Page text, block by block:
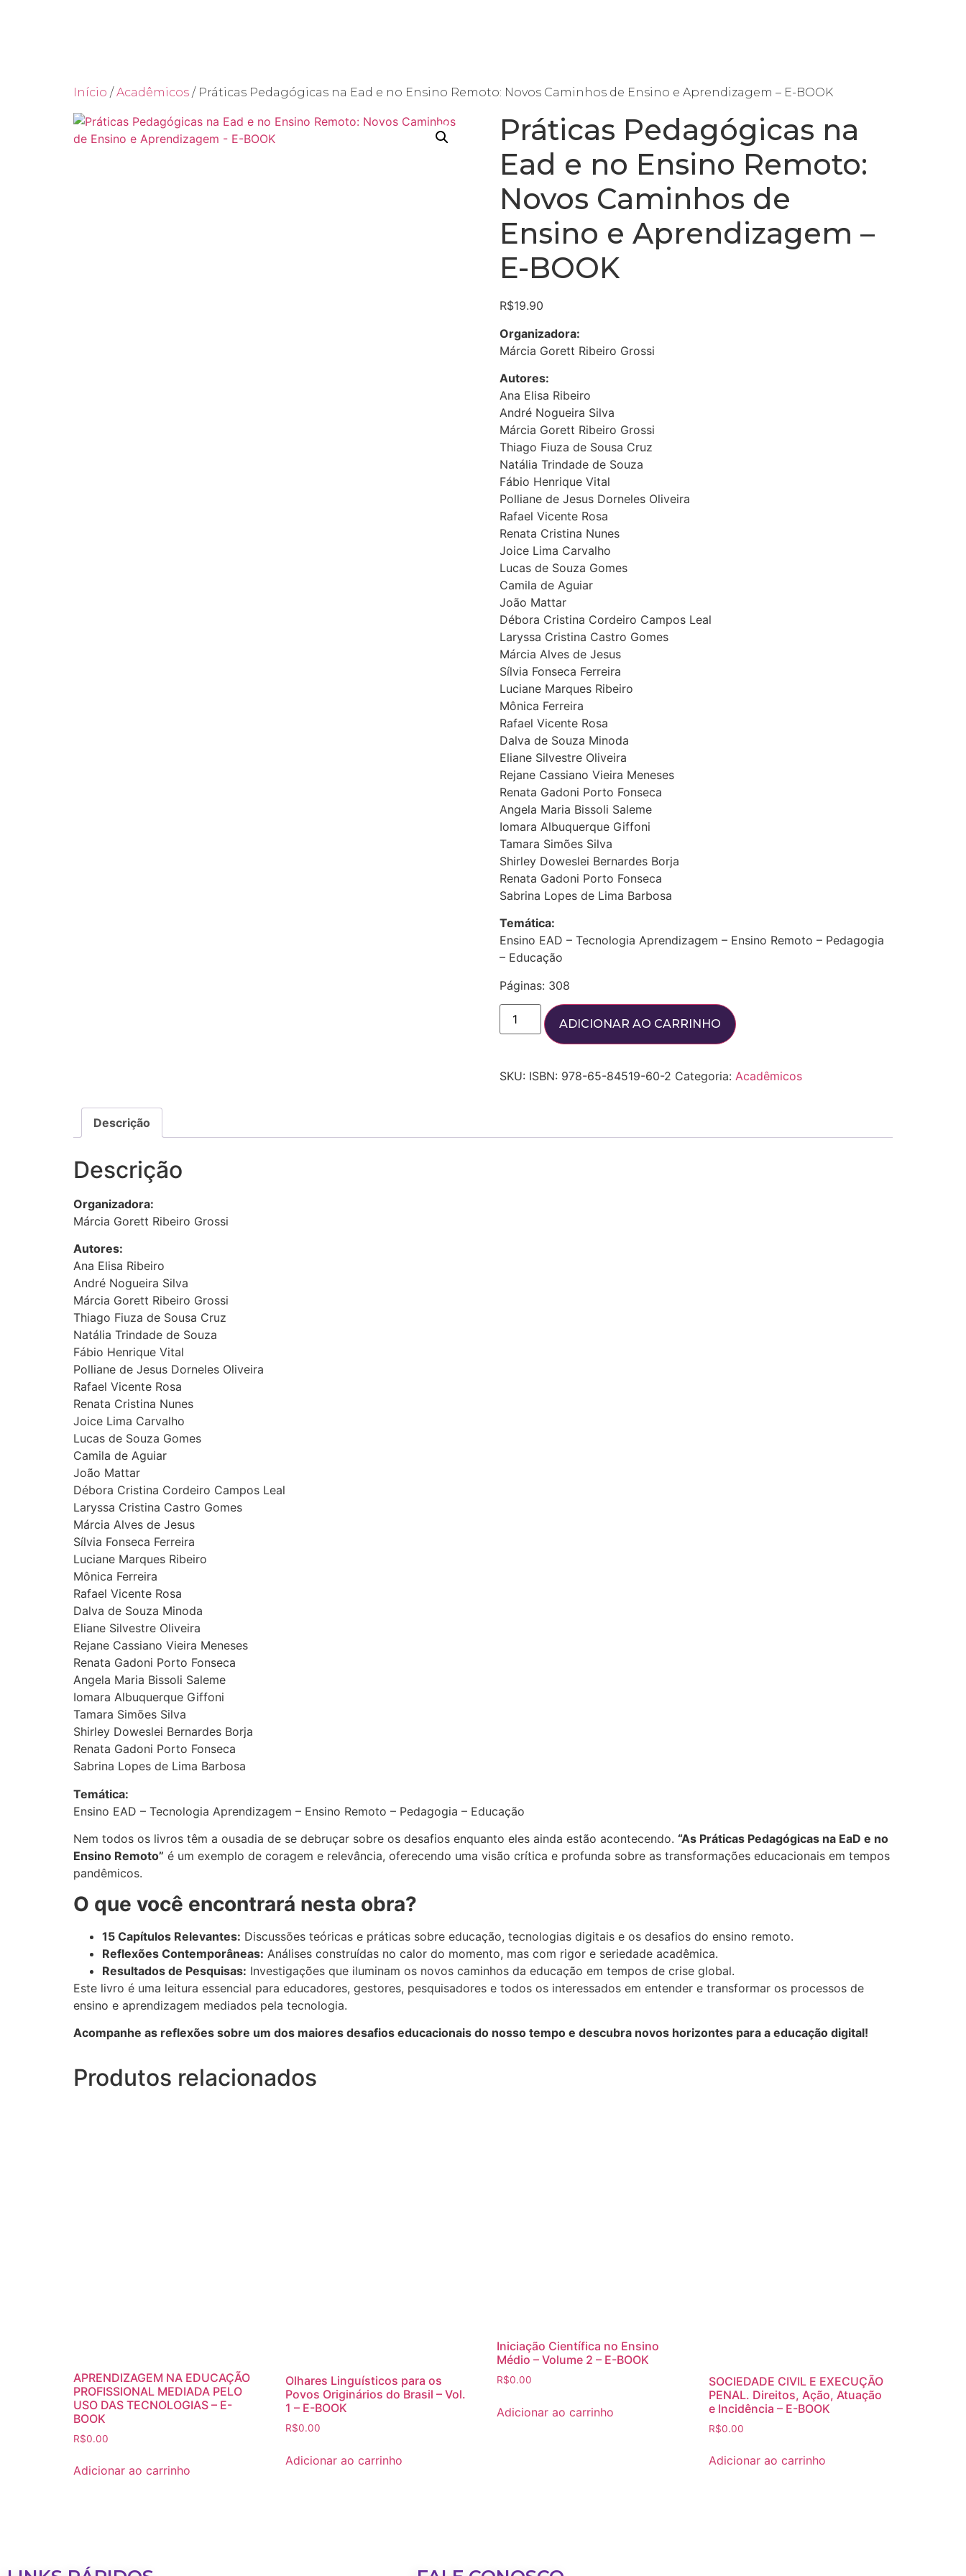
Início / Acadêmicos / Práticas Pedagógicas na Ead e no Ensino Remoto: Novos Caminhos de Ensino e Aprendizagem – E-BOOK
Práticas Pedagógicas na
Ead e no Ensino Remoto:
Novos Caminhos de
Ensino e Aprendizagem –
E-BOOK
R$19.90
Organizadora:
Márcia Gorett Ribeiro Grossi
Autores:
Ana Elisa Ribeiro
André Nogueira Silva
Márcia Gorett Ribeiro Grossi
Thiago Fiuza de Sousa Cruz
Natália Trindade de Souza
Fábio Henrique Vital
Polliane de Jesus Dorneles Oliveira
Rafael Vicente Rosa
Renata Cristina Nunes
Joice Lima Carvalho
Lucas de Souza Gomes
Camila de Aguiar
João Mattar
Débora Cristina Cordeiro Campos Leal
Laryssa Cristina Castro Gomes
Márcia Alves de Jesus
Sílvia Fonseca Ferreira
Luciane Marques Ribeiro
Mônica Ferreira
Rafael Vicente Rosa
Dalva de Souza Minoda
Eliane Silvestre Oliveira
Rejane Cassiano Vieira Meneses
Renata Gadoni Porto Fonseca
Angela Maria Bissoli Saleme
Iomara Albuquerque Giffoni
Tamara Simões Silva
Shirley Doweslei Bernardes Borja
Renata Gadoni Porto Fonseca
Sabrina Lopes de Lima Barbosa
Temática:
Ensino EAD – Tecnologia Aprendizagem – Ensino Remoto – Pedagogia
– Educação
Páginas: 308
ADICIONAR AO CARRINHO
SKU: ISBN: 978-65-84519-60-2 Categoria: Acadêmicos
Descrição
Descrição
Organizadora:
Márcia Gorett Ribeiro Grossi
Autores:
Ana Elisa Ribeiro
André Nogueira Silva
Márcia Gorett Ribeiro Grossi
Thiago Fiuza de Sousa Cruz
Natália Trindade de Souza
Fábio Henrique Vital
Polliane de Jesus Dorneles Oliveira
Rafael Vicente Rosa
Renata Cristina Nunes
Joice Lima Carvalho
Lucas de Souza Gomes
Camila de Aguiar
João Mattar
Débora Cristina Cordeiro Campos Leal
Laryssa Cristina Castro Gomes
Márcia Alves de Jesus
Sílvia Fonseca Ferreira
Luciane Marques Ribeiro
Mônica Ferreira
Rafael Vicente Rosa
Dalva de Souza Minoda
Eliane Silvestre Oliveira
Rejane Cassiano Vieira Meneses
Renata Gadoni Porto Fonseca
Angela Maria Bissoli Saleme
Iomara Albuquerque Giffoni
Tamara Simões Silva
Shirley Doweslei Bernardes Borja
Renata Gadoni Porto Fonseca
Sabrina Lopes de Lima Barbosa
Temática:
Ensino EAD – Tecnologia Aprendizagem – Ensino Remoto – Pedagogia – Educação
Nem todos os livros têm a ousadia de se debruçar sobre os desafios enquanto eles ainda estão acontecendo. “As Práticas Pedagógicas na EaD e no
Ensino Remoto” é um exemplo de coragem e relevância, oferecendo uma visão crítica e profunda sobre as transformações educacionais em tempos
pandêmicos.
O que você encontrará nesta obra?
15 Capítulos Relevantes: Discussões teóricas e práticas sobre educação, tecnologias digitais e os desafios do ensino remoto.
Reflexões Contemporâneas: Análises construídas no calor do momento, mas com rigor e seriedade acadêmica.
Resultados de Pesquisas: Investigações que iluminam os novos caminhos da educação em tempos de crise global.
Este livro é uma leitura essencial para educadores, gestores, pesquisadores e todos os interessados em entender e transformar os processos de
ensino e aprendizagem mediados pela tecnologia.
Acompanhe as reflexões sobre um dos maiores desafios educacionais do nosso tempo e descubra novos horizontes para a educação digital!
Produtos relacionados
APRENDIZAGEM NA EDUCAÇÃO
PROFISSIONAL MEDIADA PELO
USO DAS TECNOLOGIAS – E-
BOOK
R$0.00
Adicionar ao carrinho
Olhares Linguísticos para os
Povos Originários do Brasil – Vol.
1 – E-BOOK
R$0.00
Adicionar ao carrinho
Iniciação Científica no Ensino
Médio – Volume 2 – E-BOOK
R$0.00
Adicionar ao carrinho
SOCIEDADE CIVIL E EXECUÇÃO
PENAL. Direitos, Ação, Atuação
e Incidência – E-BOOK
R$0.00
Adicionar ao carrinho